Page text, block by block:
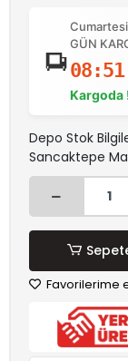
GÜN
Kargoda
Depo Stok
Sancaktepe
Favorilerime